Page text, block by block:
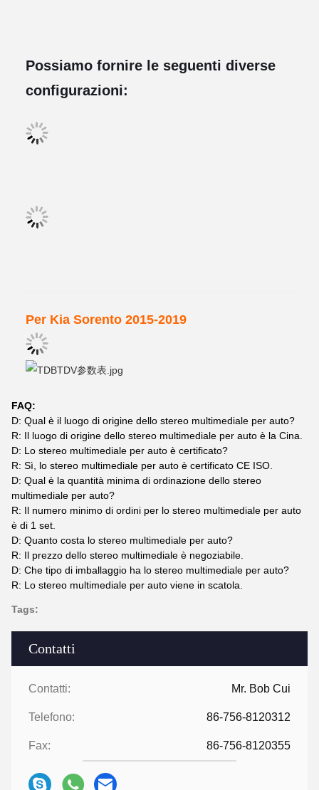
Contatti
Contatti: Mr. Bob Cui
Telefono: 86-756-8120312
Fax: 86-756-8120355
Possiamo fornire le seguenti diverse
configurazioni:
Per Kia Sorento 2015-2019
FAQ:
D: Qual è il luogo di origine dello stereo multimediale per auto?
R: Il luogo di origine dello stereo multimediale per auto è la Cina.
D: Lo stereo multimediale per auto è certificato?
R: Sì, lo stereo multimediale per auto è certificato CE ISO.
D: Qual è la quantità minima di ordinazione dello stereo
multimediale per auto?
R: Il numero minimo di ordini per lo stereo multimediale per auto
è di 1 set.
D: Quanto costa lo stereo multimediale per auto?
R: Il prezzo dello stereo multimediale è negoziabile.
D: Che tipo di imballaggio ha lo stereo multimediale per auto?
R: Lo stereo multimediale per auto viene in scatola.
Tags: